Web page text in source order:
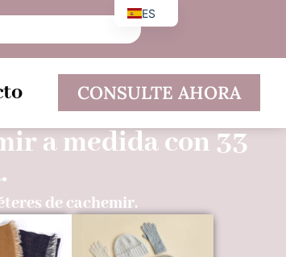
CONSULTE AHORA
a medida con 33
de cachemir.
ES